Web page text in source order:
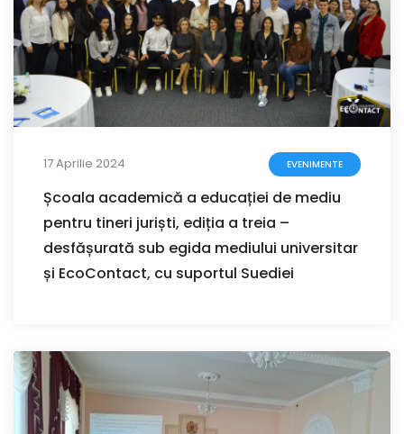
17 Aprilie 2024 EVENIMENTE
Școala academică a educației de mediu
pentru tineri juriști, ediția a treia –
desfășurată sub egida mediului universitar
și EcoContact, cu suportul Suediei